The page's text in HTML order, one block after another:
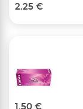
2.25 €
1.50 €